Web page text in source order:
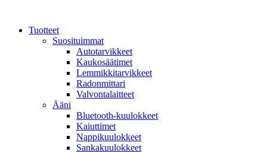
Tuotteet
Suosituimmat
Autotarvikkeet
Kaukosäätimet
Lemmikkitarvikkeet
Radonmittari
Valvontalaitteet
Ääni
Bluetooth-kuulokkeet
Kaiuttimet
Nappikuulokkeet
Sankakuulokkeet